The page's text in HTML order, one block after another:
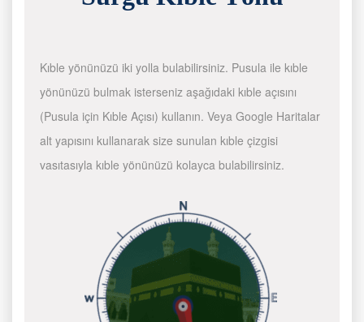
Kıble yönünüzü iki yolla bulabilirsiniz. Pusula ile kıble
yönünüzü bulmak isterseniz aşağıdaki kıble açısını
(Pusula için Kıble Açısı) kullanın. Veya Google Haritalar
alt yapısını kullanarak size sunulan kıble çizgisi
vasıtasıyla kıble yönünüzü kolayca bulabilirsiniz.